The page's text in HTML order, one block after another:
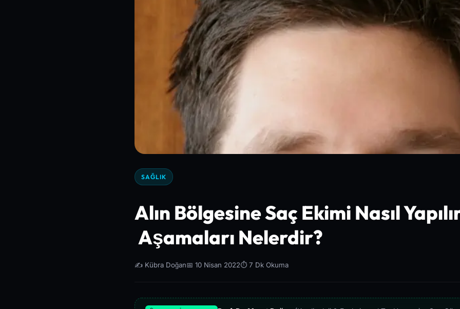
SAĞLIK
Alın Bölgesine Saç Ekimi Nasıl
Aşamaları Nelerdir?
✍️ Kübra Doğan📅 10 Nisan 2022⏱️ 7 Dk Okuma